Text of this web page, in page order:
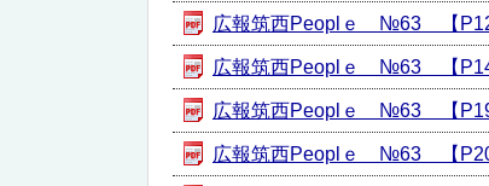
広報筑西Peoplｅ №63 【
広報筑西Peoplｅ №63 【P14-
広報筑西Peoplｅ №63 【P19
広報筑西Peoplｅ №63 【